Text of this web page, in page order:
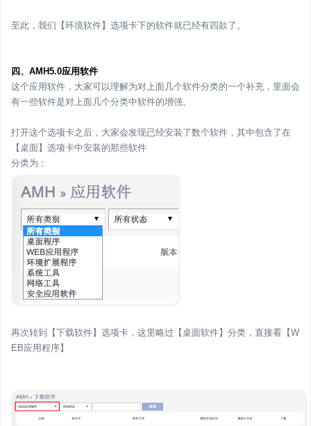
至此，我们【环境软件】选项卡下的软件就已经有四款了。
四、AMH5.0应用软件
这个应用软件，大家可以理解为对上面几个软件分类的一个补充，里面会
有一些软件是对上面几个分类中软件的增强。
打开这个选项卡之后，大家会发现已经安装了数个软件，其中包含了在
【桌面】选项卡中安装的那些软件
分类为：
再次转到【下载软件】选项卡，这里略过【桌面软件】分类，直接看【W
EB应用程序】